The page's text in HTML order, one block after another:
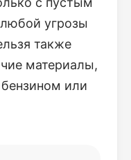
угрозы
также
материалы,
или